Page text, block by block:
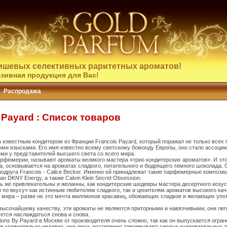
селективных раритетных ароматов!
продукция для Вас!
Распродажа
: Список товаров
известным кондитером из Франции Francois Payard, который поражал не только всех
изысками. Его имя известно всему светскому бомонду Европы, оно стало
у представителей высшего света со всего мира.
называют ароматы великого мастера «трио кондитерских ароматов». И
основывается на ароматах сладкого, питательного и бодрящего темного шоколада.
Francois - Calice Becker. Именно ей принадлежат такие парфюмерные
DKNY Energy, а также Calvin Klein Secret Obsession.
же привлекательны и желанны, как кондитерские шедевры мастера десертного
вкусу» как истинным любителям сладкого, так и ценителям ароматов высокого
– разве не это мечта миллионов красавиц, обожающих сладкое и желающих
качеству, эти ароматы не являются приторными и навязчивыми, они
наслаждаться снова и снова.
By Payard в Москве от производителя очень сложно, так как он выпускается